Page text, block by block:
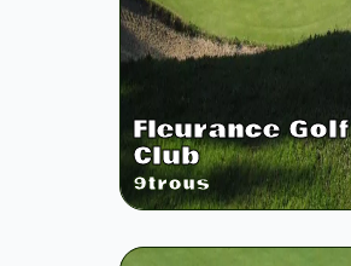
Fleurance Golf
Club
9trous